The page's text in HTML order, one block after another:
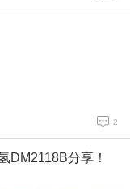
2
DM2118B分享！